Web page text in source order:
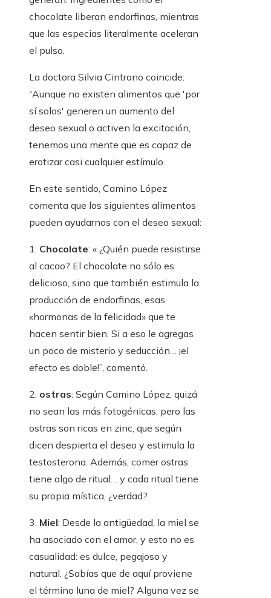
chocolate liberan endorfinas, mientras
que las especias literalmente aceleran
el pulso.
La doctora Silvia Cintrano coincide:
“Aunque no existen alimentos que 'por
sí solos' generen un aumento del
deseo sexual o activen la excitación,
tenemos una mente que es capaz de
erotizar casi cualquier estímulo.
En este sentido, Camino López
comenta que los siguientes alimentos
pueden ayudarnos con el deseo sexual:
1. Chocolate: « ¿Quién puede resistirse
al cacao? El chocolate no sólo es
delicioso, sino que también estimula la
producción de endorfinas, esas
«hormonas de la felicidad» que te
hacen sentir bien. Si a eso le agregas
un poco de misterio y seducción… ¡el
efecto es doble!”, comentó.
2. ostras: Según Camino López, quizá
no sean las más fotogénicas, pero las
ostras son ricas en zinc, que según
dicen despierta el deseo y estimula la
testosterona. Además, comer ostras
tiene algo de ritual… y cada ritual tiene
su propia mística, ¿verdad?
3. Miel: Desde la antigüedad, la miel se
ha asociado con el amor, y esto no es
casualidad: es dulce, pegajoso y
natural. ¿Sabías que de aquí proviene
el término luna de miel? Alguna vez se